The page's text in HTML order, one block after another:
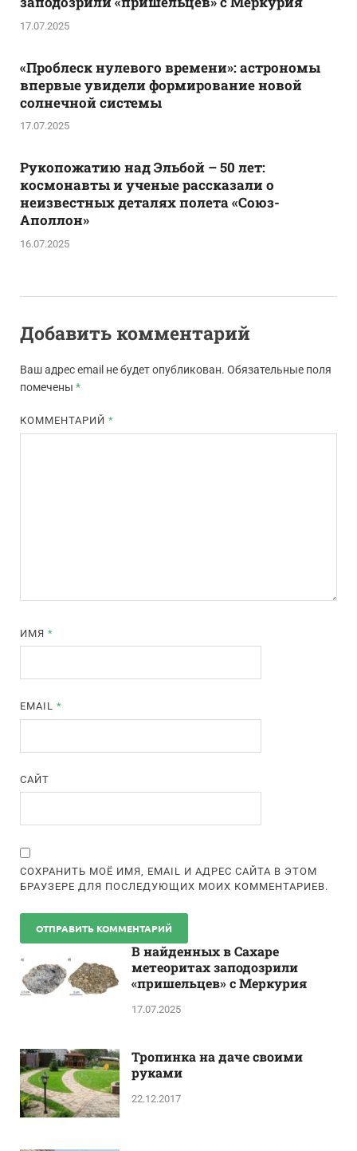
17.07.2025
«Проблеск нулевого времени»: астрономы
впервые увидели формирование новой
солнечной системы
17.07.2025
Рукопожатию над Эльбой – 50 лет:
космонавты и ученые рассказали о
неизвестных деталях полета «Союз-
Аполлон»
16.07.2025
Добавить комментарий
Ваш адрес email не будет опубликован. Обязательные поля
помечены *
КОММЕНТАРИЙ*
ИМЯ*
EMAIL*
САЙТ
СОХРАНИТЬ МОЁ ИМЯ, EMAIL И АДРЕС САЙТА В ЭТОМ
БРАУЗЕРЕ ДЛЯ ПОСЛЕДУЮЩИХ МОИХ КОММЕНТАРИЕВ.
В найденных в Сахаре
метеоритах заподозрили
«пришельцев» с Меркурия
17.07.2025
Тропинка на даче своими
руками
22.12.2017